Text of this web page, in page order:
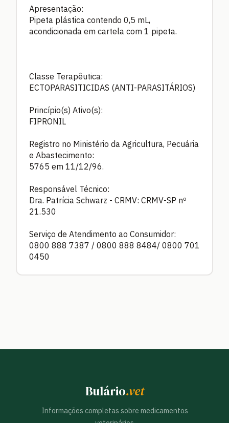
Apresentação:
Pipeta plástica contendo 0,5 mL,
acondicionada em cartela com 1 pipeta.
Classe Terapêutica:
ECTOPARASITICIDAS (ANTI-PARASITÁRIOS)
Princípio(s) Ativo(s):
FIPRONIL
Registro no Ministério da Agricultura, Pecuária
e Abastecimento:
5765 em 11/12/96.
Responsável Técnico:
Dra. Patrícia Schwarz - CRMV: CRMV-SP nº
21.530
Serviço de Atendimento ao Consumidor:
0800 888 7387 / 0800 888 8484/ 0800 701
0450
Bulário.vet
Informações completas sobre medicamentos